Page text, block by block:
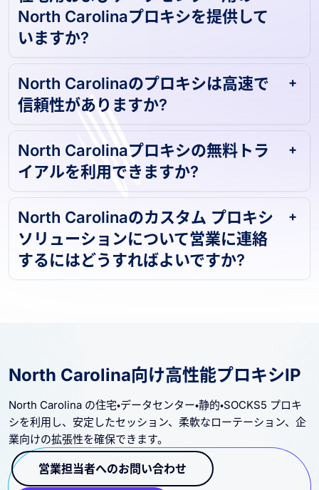
North Carolinaプロキシを提供して
いますか?
North Carolinaのプロキシは高速で
信頼性がありますか?
North Carolinaプロキシの無料トラ
イアルを利用できますか?
North Carolinaのカスタム プロキシ
ソリューションについて営業に連絡
するにはどうすればよいですか?
North Carolina向け高性能プロキシIP
North Carolina の住宅・データセンター・静的・SOCKS5 プロキ
シを利用し、安定したセッション、柔軟なローテーション、企
業向けの拡張性を確保できます。
営業担当者へのお問い合わせ